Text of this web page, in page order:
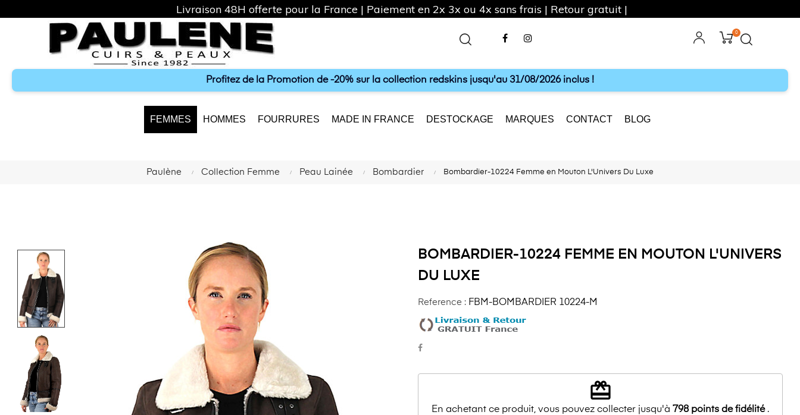
Facebook
0
Profitez de la Promotion de -20% sur la collection redskins jusqu'au 31/08/2026 inclus !
FEMMES HOMMES FOURRURES MADE IN FRANCE DESTOCKAGE MARQUES CONTACT BLOG
Paulène Collection Femme Peau Lainée Bombardier Bombardier-10224 Femme en Mouton L'Univers Du Luxe
BOMBARDIER-10224 FEMME EN MOUTON L'UNIVERS
DU LUXE
Reference : FBM-BOMBARDIER 10224-M
redeem
En achetant ce produit, vous pouvez collecter jusqu'à 798 points de fidélité.
Livraison 48H offerte pour la France | Paiement en 2x 3x ou 4x sans frais | Retour gratuit |